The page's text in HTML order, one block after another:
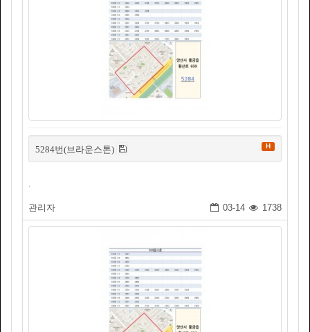
5284번(브라운스톤) H
.
관리자 03-14 1738